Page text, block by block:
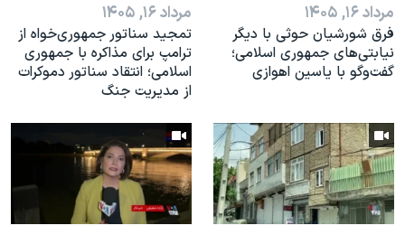
مرداد ۱۶, ۱۴۰۵
فرق شورشیان حوثی با دیگر
نیابتی‌های جمهوری اسلامی؛
گفت‌وگو با یاسین اهوازی
مرداد ۱۶, ۱۴۰۵
تمجید سناتور جمهوری‌خواه از
ترامپ برای مذاکره با جمهوری
اسلامی؛ انتقاد سناتور دموکرات
از مدیریت جنگ